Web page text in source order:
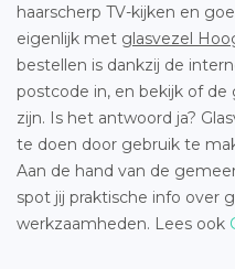
haarscherp TV-kijken en
eigenlijk met glasvezel
bestellen is dankzij de
postcode in, en bekijk of
zijn. Is het antwoord ja?
te doen door gebruik te
Aan de hand van de
spot jij praktische info over
werkzaamheden. Lees ook